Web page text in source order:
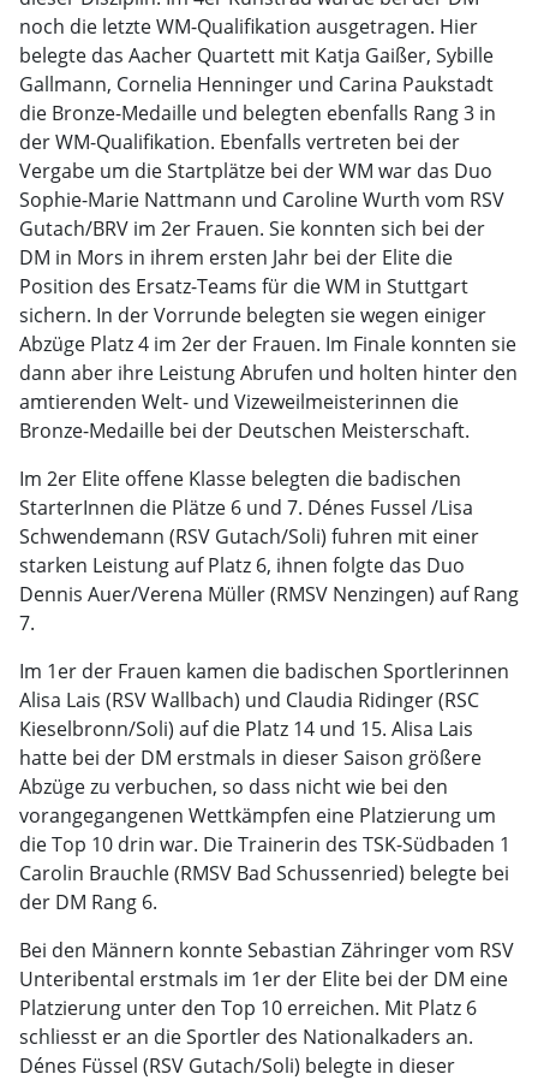
noch die letzte WM-Qualifikation ausgetragen. Hier
belegte das Aacher Quartett mit Katja Gaißer, Sybille
Gallmann, Cornelia Henninger und Carina Paukstadt
die Bronze-Medaille und belegten ebenfalls Rang 3 in
der WM-Qualifikation. Ebenfalls vertreten bei der
Vergabe um die Startplätze bei der WM war das Duo
Sophie-Marie Nattmann und Caroline Wurth vom RSV
Gutach/BRV im 2er Frauen. Sie konnten sich bei der
DM in Mors in ihrem ersten Jahr bei der Elite die
Position des Ersatz-Teams für die WM in Stuttgart
sichern. In der Vorrunde belegten sie wegen einiger
Abzüge Platz 4 im 2er der Frauen. Im Finale konnten sie
dann aber ihre Leistung Abrufen und holten hinter den
amtierenden Welt- und Vizeweilmeisterinnen die
Bronze-Medaille bei der Deutschen Meisterschaft.
Im 2er Elite offene Klasse belegten die badischen
StarterInnen die Plätze 6 und 7. Dénes Fussel /Lisa
Schwendemann (RSV Gutach/Soli) fuhren mit einer
starken Leistung auf Platz 6, ihnen folgte das Duo
Dennis Auer/Verena Müller (RMSV Nenzingen) auf Rang
7.
Im 1er der Frauen kamen die badischen Sportlerinnen
Alisa Lais (RSV Wallbach) und Claudia Ridinger (RSC
Kieselbronn/Soli) auf die Platz 14 und 15. Alisa Lais
hatte bei der DM erstmals in dieser Saison größere
Abzüge zu verbuchen, so dass nicht wie bei den
vorangegangenen Wettkämpfen eine Platzierung um
die Top 10 drin war. Die Trainerin des TSK-Südbaden 1
Carolin Brauchle (RMSV Bad Schussenried) belegte bei
der DM Rang 6.
Bei den Männern konnte Sebastian Zähringer vom RSV
Unteribental erstmals im 1er der Elite bei der DM eine
Platzierung unter den Top 10 erreichen. Mit Platz 6
schliesst er an die Sportler des Nationalkaders an.
Dénes Füssel (RSV Gutach/Soli) belegte in dieser